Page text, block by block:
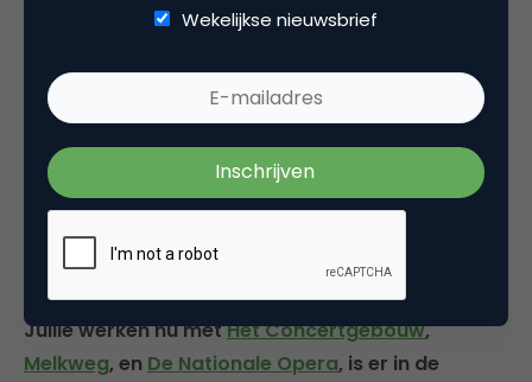
en zaligheid in de muziek heeft
gestopt, dan sta je toch al 3-0
voor tegenover een anonieme
robot.”
Jullie werken nu metHet Concertgebouw,
Melkweg, en De Nationale Opera, is er in de
Wekelijkse nieuwsbrief